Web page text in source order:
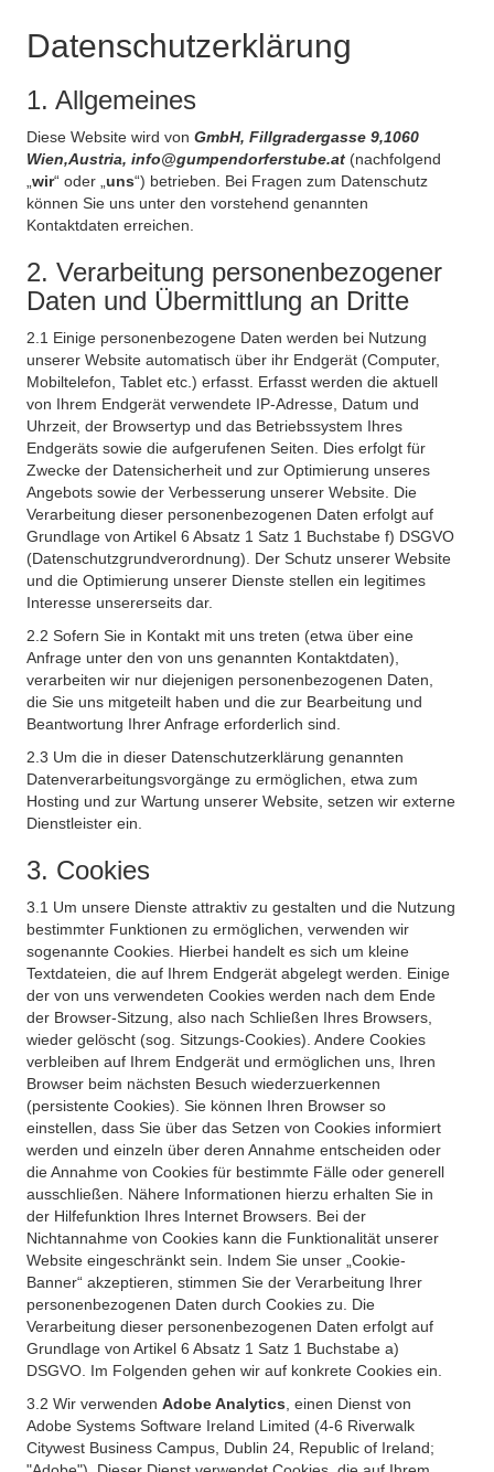
Datenschutzerklärung
1. Allgemeines
Diese Website wird von GmbH, Fillgradergasse 9,1060
Wien,Austria, info@gumpendorferstube.at (nachfolgend
wir“ oder „ uns“) betrieben. Bei Fragen zum Datenschutz
können Sie uns unter den vorstehend genannten
Kontaktdaten erreichen.
2. Verarbeitung personenbezogener
Daten und Übermittlung an Dritte
2.1 Einige personenbezogene Daten werden bei Nutzung
unserer Website automatisch über ihr Endgerät (Computer,
Mobiltelefon, Tablet etc.) erfasst. Erfasst werden die aktuell
von Ihrem Endgerät verwendete IP-Adresse, Datum und
Uhrzeit, der Browsertyp und das Betriebssystem Ihres
Endgeräts sowie die aufgerufenen Seiten. Dies erfolgt für
Zwecke der Datensicherheit und zur Optimierung unseres
Angebots sowie der Verbesserung unserer Website. Die
Verarbeitung dieser personenbezogenen Daten erfolgt auf
Grundlage von Artikel 6 Absatz 1 Satz 1 Buchstabe f) DSGVO
(Datenschutzgrundverordnung). Der Schutz unserer Website
und die Optimierung unserer Dienste stellen ein legitimes
Interesse unsererseits dar.
2.2 Sofern Sie in Kontakt mit uns treten (etwa über eine
Anfrage unter den von uns genannten Kontaktdaten),
verarbeiten wir nur diejenigen personenbezogenen Daten,
die Sie uns mitgeteilt haben und die zur Bearbeitung und
Beantwortung Ihrer Anfrage erforderlich sind.
2.3 Um die in dieser Datenschutzerklärung genannten
Datenverarbeitungsvorgänge zu ermöglichen, etwa zum
Hosting und zur Wartung unserer Website, setzen wir externe
Dienstleister ein.
3. Cookies
3.1 Um unsere Dienste attraktiv zu gestalten und die Nutzung
bestimmter Funktionen zu ermöglichen, verwenden wir
sogenannte Cookies. Hierbei handelt es sich um kleine
Textdateien, die auf Ihrem Endgerät abgelegt werden. Einige
der von uns verwendeten Cookies werden nach dem Ende
der Browser-Sitzung, also nach Schließen Ihres Browsers,
wieder gelöscht (sog. Sitzungs-Cookies). Andere Cookies
verbleiben auf Ihrem Endgerät und ermöglichen uns, Ihren
Browser beim nächsten Besuch wiederzuerkennen
(persistente Cookies). Sie können Ihren Browser so
einstellen, dass Sie über das Setzen von Cookies informiert
werden und einzeln über deren Annahme entscheiden oder
die Annahme von Cookies für bestimmte Fälle oder generell
ausschließen. Nähere Informationen hierzu erhalten Sie in
der Hilfefunktion Ihres Internet Browsers. Bei der
Nichtannahme von Cookies kann die Funktionalität unserer
Website eingeschränkt sein. Indem Sie unser „Cookie-
Banner“ akzeptieren, stimmen Sie der Verarbeitung Ihrer
personenbezogenen Daten durch Cookies zu. Die
Verarbeitung dieser personenbezogenen Daten erfolgt auf
Grundlage von Artikel 6 Absatz 1 Satz 1 Buchstabe a)
DSGVO. Im Folgenden gehen wir auf konkrete Cookies ein.
3.2 Wir verwenden Adobe Analytics , einen Dienst von
Adobe Systems Software Ireland Limited (4-6 Riverwalk
Citywest Business Campus, Dublin 24, Republic of Ireland;